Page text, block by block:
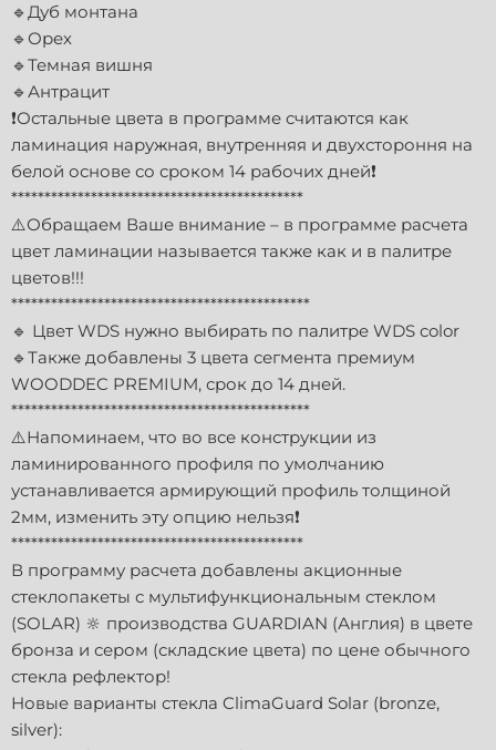
🔹Дуб монтана
🔹Орех
🔹Темная вишня
🔹Антрацит
❗️Остальные цвета в программе считаются как
ламинация наружная, внутренняя и двухстороння на
белой основе со сроком 14 рабочих дней❗️
********************************************
⚠️Обращаем Ваше внимание – в программе расчета
цвет ламинации называется также как и в палитре
цветов!!!
*********************************************
🔹 Цвет WDS нужно выбирать по палитре WDS color
🔹Также добавлены 3 цвета сегмента премиум
WOODDEC PREMIUM, срок до 14 дней.
*********************************************
⚠️Напоминаем, что во все конструкции из
ламинированного профиля по умолчанию
устанавливается армирующий профиль толщиной
2мм, изменить эту опцию нельзя❗️
********************************************
В программу расчета добавлены акционные
стеклопакеты с мультифункциональным стеклом
(SOLAR) 🔆 производства GUARDIAN (Англия) в цвете
бронза и сером (складские цвета) по цене обычного
стекла рефлектор!
Новые варианты стекла ClimaGuard Solar (bronze,
silver):